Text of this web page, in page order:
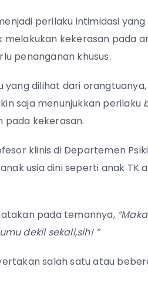
perilaku intimidasi
kekerasan pada
penanganan khusus.
dilihat dari
saja menunjukkan perilaku
pada kekerasan.
klinis di Departemen
usia dini seperti anak TK
pada temannya,
dekil sekali,sih! ”
salah satu atau